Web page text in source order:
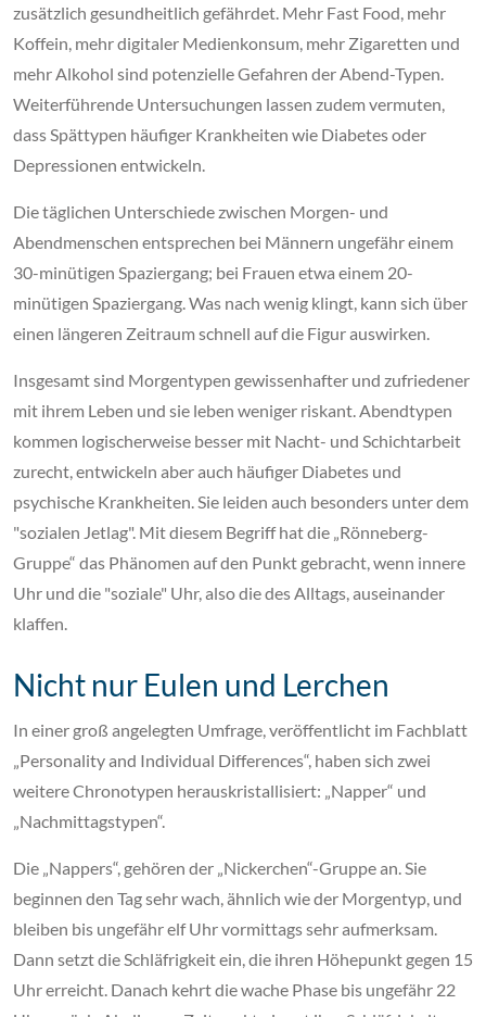
zusätzlich gesundheitlich gefährdet. Mehr Fast Food, mehr
Koffein, mehr digitaler Medienkonsum, mehr Zigaretten und
mehr Alkohol sind potenzielle Gefahren der Abend-Typen.
Weiterführende Untersuchungen lassen zudem vermuten,
dass Spättypen häufiger Krankheiten wie Diabetes oder
Depressionen entwickeln.
Die täglichen Unterschiede zwischen Morgen- und
Abendmenschen entsprechen bei Männern ungefähr einem
30-minütigen Spaziergang; bei Frauen etwa einem 20-
minütigen Spaziergang. Was nach wenig klingt, kann sich über
einen längeren Zeitraum schnell auf die Figur auswirken.
Insgesamt sind Morgentypen gewissenhafter und zufriedener
mit ihrem Leben und sie leben weniger riskant. Abendtypen
kommen logischerweise besser mit Nacht- und Schichtarbeit
zurecht, entwickeln aber auch häufiger Diabetes und
psychische Krankheiten. Sie leiden auch besonders unter dem
"sozialen Jetlag". Mit diesem Begriff hat die „Rönneberg-
Gruppe“ das Phänomen auf den Punkt gebracht, wenn innere
Uhr und die "soziale" Uhr, also die des Alltags, auseinander
klaffen.
Nicht nur Eulen und Lerchen
In einer groß angelegten Umfrage, veröffentlicht im Fachblatt
„Personality and Individual Differences“, haben sich zwei
weitere Chronotypen herauskristallisiert: „Napper“ und
„Nachmittagstypen“.
Die „Nappers“, gehören der „Nickerchen“-Gruppe an. Sie
beginnen den Tag sehr wach, ähnlich wie der Morgentyp, und
bleiben bis ungefähr elf Uhr vormittags sehr aufmerksam.
Dann setzt die Schläfrigkeit ein, die ihren Höhepunkt gegen 15
Uhr erreicht. Danach kehrt die wache Phase bis ungefähr 22